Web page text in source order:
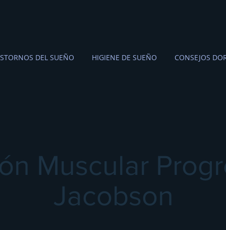
DEL SUEÑO HIGIENE DE SUEÑO CONSEJOS
Muscular
Jacobson